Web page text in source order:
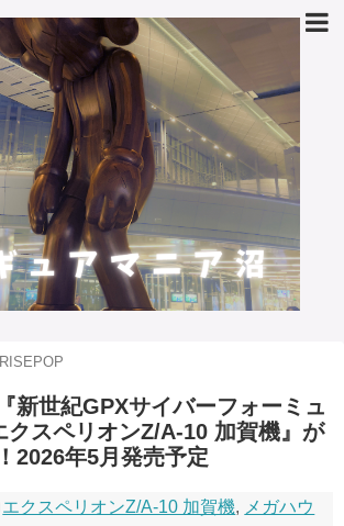
新世紀GPXサイバーフォーミュ
クスペリオンZ/A-10 加賀機』が
2026年5月発売予定
エクスペリオンZ/A-10 加賀機, メガハウ